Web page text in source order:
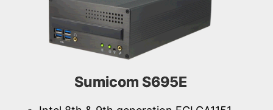
Sumicom S695E